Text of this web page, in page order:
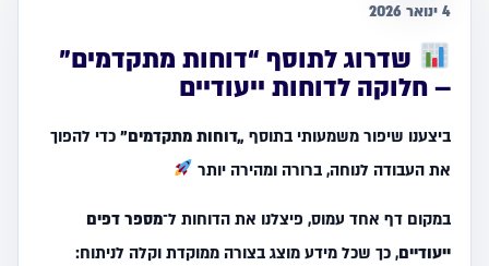
4 ינואר 2026
שדרוג לתוסף “דוחות מתקדמים”
– חלוקה לדוחות ייעודיים
ביצענו שיפור משמעותי בתוסף „דוחות מתקדמים”כדי להפוך
את העבודה לנוחה, ברורה ומהירה יותר
במקום דף אחד עמוס, פיצלנו את הדוחות ל־מספר דפים
ייעודיים, כך שכל מידע מוצג בצורה ממוקדת וקלה לניתוח: